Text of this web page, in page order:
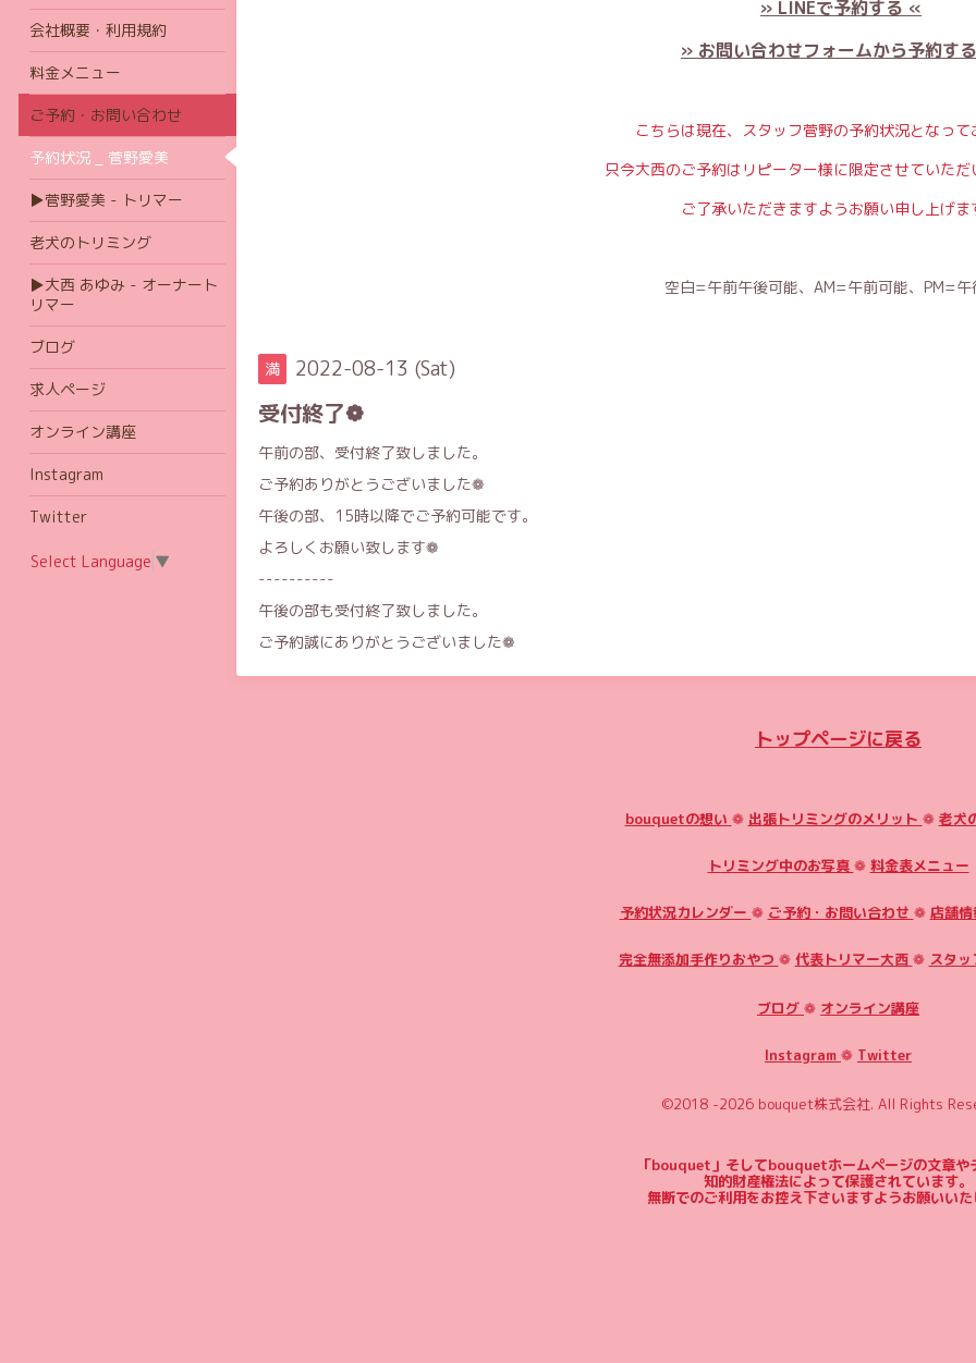
» LINEで予約する «
» お問い合わせフォームから予約す
こちらは現在、スタッフ菅野の予約状況となって
只今大西のご予約はリピーター様に限定させていただ
ご了承いただきますようお願い申し上げま
空白=午前午後可能、AM=午前可能、PM=午
満 2022-08-13 (Sat)
受付終了❁︎
午前の部、受付終了致しました。
ご予約ありがとうございました❁
午後の部、15時以降でご予約可能です。
よろしくお願い致します❁
----------
午後の部も受付終了致しました。
ご予約誠にありがとうございました❁︎
トップページに戻る
bouquetの想い ❁ 出張トリミングのメリット ❁ 老犬
トリミング中のお写真 ❁ 料金表メニュー
予約状況カレンダー ❁ ご予約・お問い合わせ ❁ 店舗
完全無添加手作りおやつ ❁ 代表トリマー大西 ❁ スタ
ブログ ❁ オンライン講座
Instagram ❁ Twitter
©2018 -2026 bouquet株式会社. All Rights
「bouquet」そしてbouquetホームページの文章や
知的財産権法によって保護されています。
無断でのご利用をお控え下さいますようお願いいた
会社概要・利用規約
料金メニュー
ご予約・お問い合わせ
予約状況 _ 菅野愛美
▶菅野愛美 - トリマー
老犬のトリミング
▶大西 あゆみ - オーナート
リマー
ブログ
求人ページ
オンライン講座
Instagram
Twitter
Select Language ▼